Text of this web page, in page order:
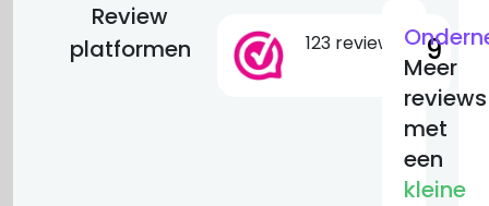
Review
platformen
123 reviews 9.9
Meer
reviews
met
een
kleine